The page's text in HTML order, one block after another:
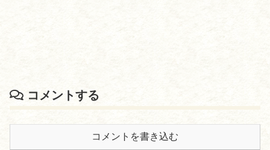
コメントする
コメントを書き込む